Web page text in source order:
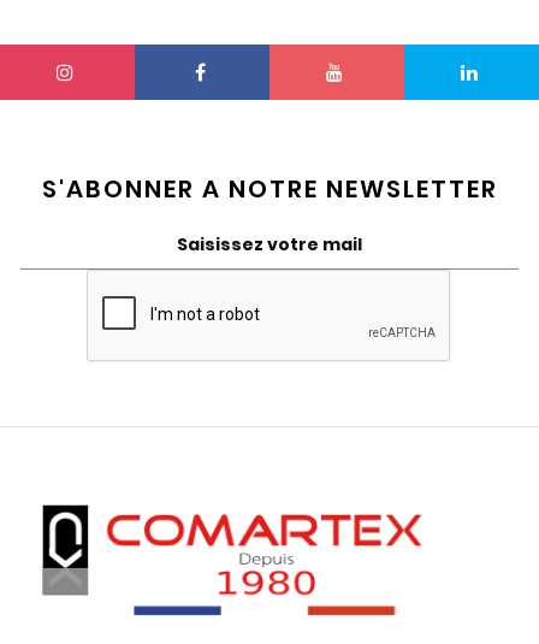
S'ABONNER A NOTRE NEWSLETTER